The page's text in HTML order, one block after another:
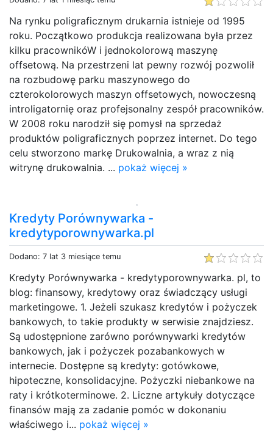
Na rynku poligraficznym drukarnia istnieje od 1995
roku. Początkowo produkcja realizowana była przez
kilku pracownikóW i jednokolorową maszynę
offsetową. Na przestrzeni lat pewny rozwój pozwolił
na rozbudowę parku maszynowego do
czterokolorowych maszyn offsetowych, nowoczesną
introligatornię oraz profejsonalny zespół pracowników.
W 2008 roku narodził się pomysł na sprzedaż
produktów poligraficznych poprzez internet. Do tego
celu stworzono markę Drukowalnia, a wraz z nią
witrynę drukowalnia. ... pokaż więcej »
Kredyty Porównywarka -
kredytyporownywarka.pl
Dodano: 7 lat 3 miesiące temu
Kredyty Porównywarka - kredytyporownywarka. pl, to
blog: finansowy, kredytowy oraz świadczący usługi
marketingowe. 1. Jeżeli szukasz kredytów i pożyczek
bankowych, to takie produkty w serwisie znajdziesz.
Są udostępnione zarówno porównywarki kredytów
bankowych, jak i pożyczek pozabankowych w
internecie. Dostępne są kredyty: gotówkowe,
hipoteczne, konsolidacyjne. Pożyczki niebankowe na
raty i krótkoterminowe. 2. Liczne artykuły dotyczące
finansów mają za zadanie pomóc w dokonaniu
właściwego i... pokaż więcej »